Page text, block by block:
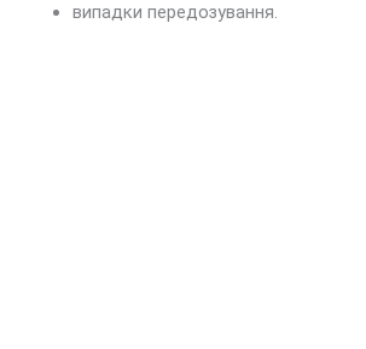
випадки передозування.